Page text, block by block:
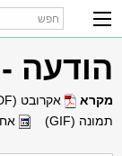
הודעה
מקרא אקרובט (PDF)
תמונה (GIF)